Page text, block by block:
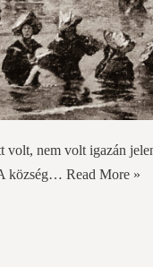
nem volt igazán
község… Read More »